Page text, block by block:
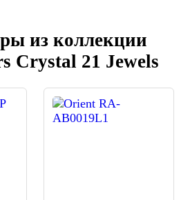
из коллекции
Crystal 21 Jewels